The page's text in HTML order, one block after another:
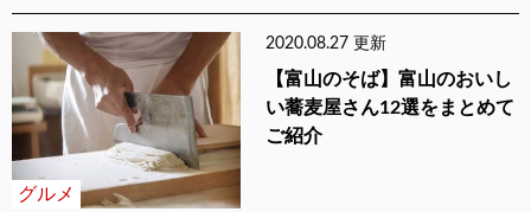
グルメ
2020.08.27 更新
【富山のそば】富山のおいし
い蕎麦屋さん12選をまとめて
ご紹介